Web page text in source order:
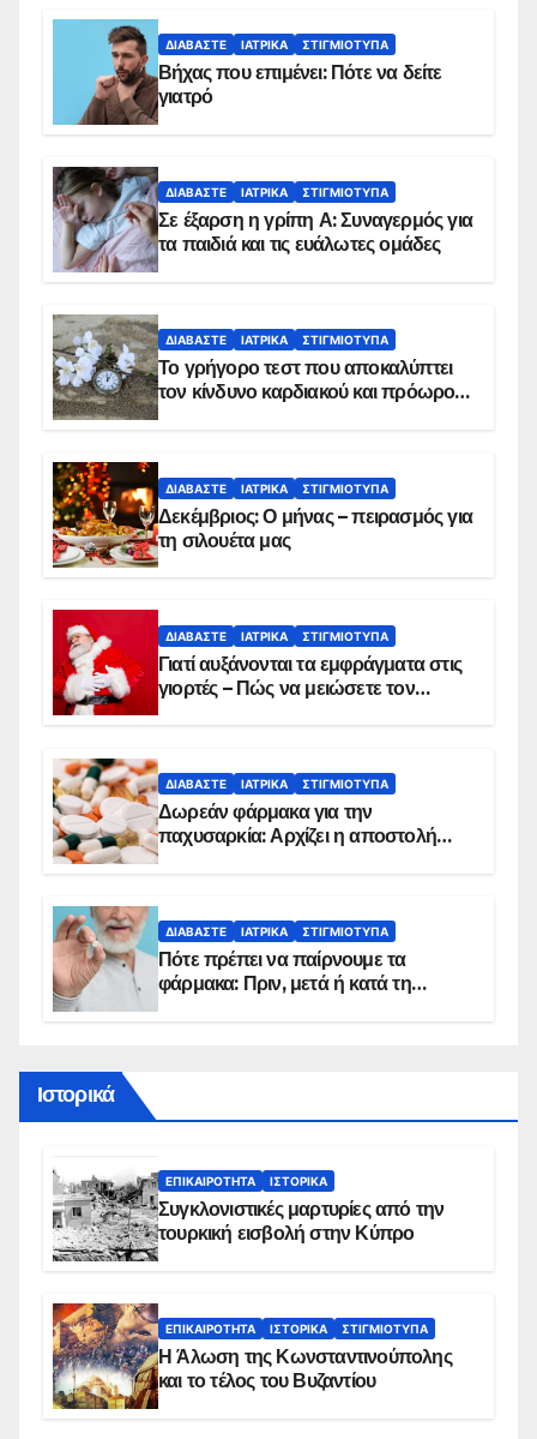
ΔΙΑΒΆΣΤΕ ΙΑΤΡΙΚΆ ΣΤΙΓΜΙΌΤΥΠΑ
Βήχας που επιμένει: Πότε να δείτε
γιατρό
ΔΙΑΒΆΣΤΕ ΙΑΤΡΙΚΆ ΣΤΙΓΜΙΌΤΥΠΑ
Σε έξαρση η γρίπη Α: Συναγερμός για
τα παιδιά και τις ευάλωτες ομάδες
ΔΙΑΒΆΣΤΕ ΙΑΤΡΙΚΆ ΣΤΙΓΜΙΌΤΥΠΑ
Το γρήγορο τεστ που αποκαλύπτει
τον κίνδυνο καρδιακού και πρόωρου
ΔΙΑΒΆΣΤΕ ΙΑΤΡΙΚΆ ΣΤΙΓΜΙΌΤΥΠΑ
Δεκέμβριος: Ο μήνας – πειρασμός για
τη σιλουέτα μας
ΔΙΑΒΆΣΤΕ ΙΑΤΡΙΚΆ ΣΤΙΓΜΙΌΤΥΠΑ
Γιατί αυξάνονται τα εμφράγματα στις
γιορτές – Πώς να μειώσετε τον
ΔΙΑΒΆΣΤΕ ΙΑΤΡΙΚΆ ΣΤΙΓΜΙΌΤΥΠΑ
Δωρεάν φάρμακα για την
παχυσαρκία: Αρχίζει η αποστολή
ΔΙΑΒΆΣΤΕ ΙΑΤΡΙΚΆ ΣΤΙΓΜΙΌΤΥΠΑ
Πότε πρέπει να παίρνουμε τα
φάρμακα: Πριν, μετά ή κατά τη
Ιστορικά
ΕΠΙΚΑΙΡΌΤΗΤΑ ΙΣΤΟΡΙΚΆ
Συγκλονιστικές μαρτυρίες από την
τουρκική εισβολή στην Κύπρο
ΕΠΙΚΑΙΡΌΤΗΤΑ ΙΣΤΟΡΙΚΆ ΣΤΙΓΜΙΌΤΥΠΑ
Η Άλωση της Κωνσταντινούπολης
και το τέλος του Βυζαντίου